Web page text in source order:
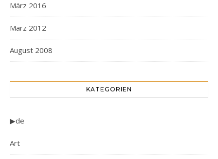
März 2016
März 2012
August 2008
KATEGORIEN
▶de
Art